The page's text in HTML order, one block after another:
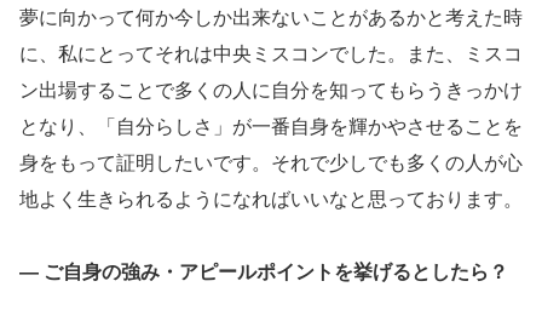
夢に向かって何か今しか出来ないことがあるかと考えた時
に、私にとってそれは中央ミスコンでした。また、ミスコ
ン出場することで多くの人に自分を知ってもらうきっかけ
となり、「自分らしさ」が一番自身を輝かやさせることを
身をもって証明したいです。それで少しでも多くの人が心
地よく生きられるようになればいいなと思っております。
― ご自身の強み・アピールポイントを挙げるとしたら？